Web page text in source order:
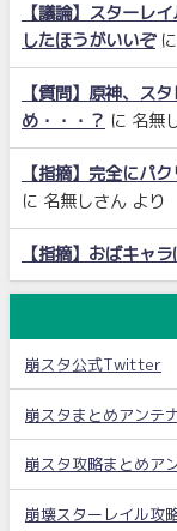
【議論】スターレ
したほうがいいぞに
【質問】原神、ス
め・・・？ に 名無
【指摘】完全にパ
に 名無しさん より
【指摘】おばキャ
崩スタ公式Twitter
崩スタまとめアンテ
崩スタ攻略まとめア
崩壊スターレイル攻